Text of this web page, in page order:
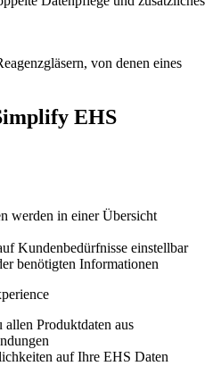
EHS
werden in einer Übersicht
Kundenbedürfnisse einstellbar
benötigten Informationen
Produktdaten aus
auf Ihre EHS Daten